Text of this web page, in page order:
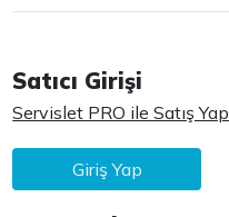
Satıcı Girişi
Servislet PRO ile Satış Yap
Giriş Yap